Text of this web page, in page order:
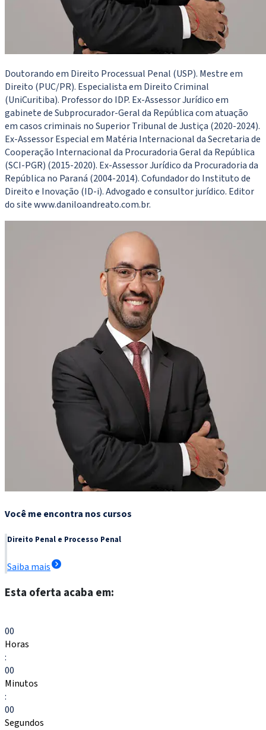
Doutorando em Direito Processual Penal (USP). Mestre em
Direito (PUC/PR). Especialista em Direito Criminal
(UniCuritiba). Professor do IDP. Ex-Assessor Jurídico em
gabinete de Subprocurador-Geral da República com atuação
em casos criminais no Superior Tribunal de Justiça (2020-2024).
Ex-Assessor Especial em Matéria Internacional da Secretaria de
Cooperação Internacional da Procuradoria Geral da República
(SCI-PGR) (2015-2020). Ex-Assessor Jurídico da Procuradoria da
República no Paraná (2004-2014). Cofundador do Instituto de
Direito e Inovação (ID-i). Advogado e consultor jurídico. Editor
do site www.daniloandreato.com.br.
Você me encontra nos cursos
Direito Penal e Processo Penal
Saiba mais
Esta oferta acaba em:
00
Horas
:
00
Minutos
:
00
Segundos